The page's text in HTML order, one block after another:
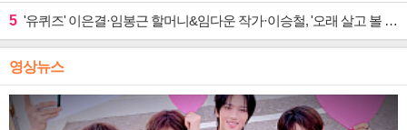
5 '유퀴즈' 이은결·임봉근 할머니&임다운 작가·이승철, '오래 살고 볼 일' 특집 출격
영상뉴스